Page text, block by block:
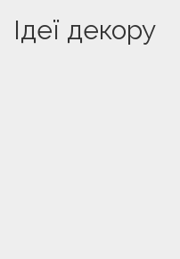
Ідеї декору